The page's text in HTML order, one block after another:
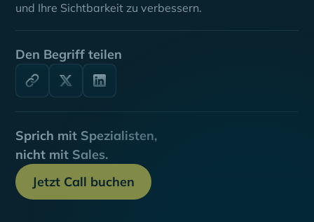
Den Begriff teilen
Sprich mit Spezialisten,
nicht mit Sales.
Jetzt Call buchen
und Ihre Sichtbarkeit zu verbessern.